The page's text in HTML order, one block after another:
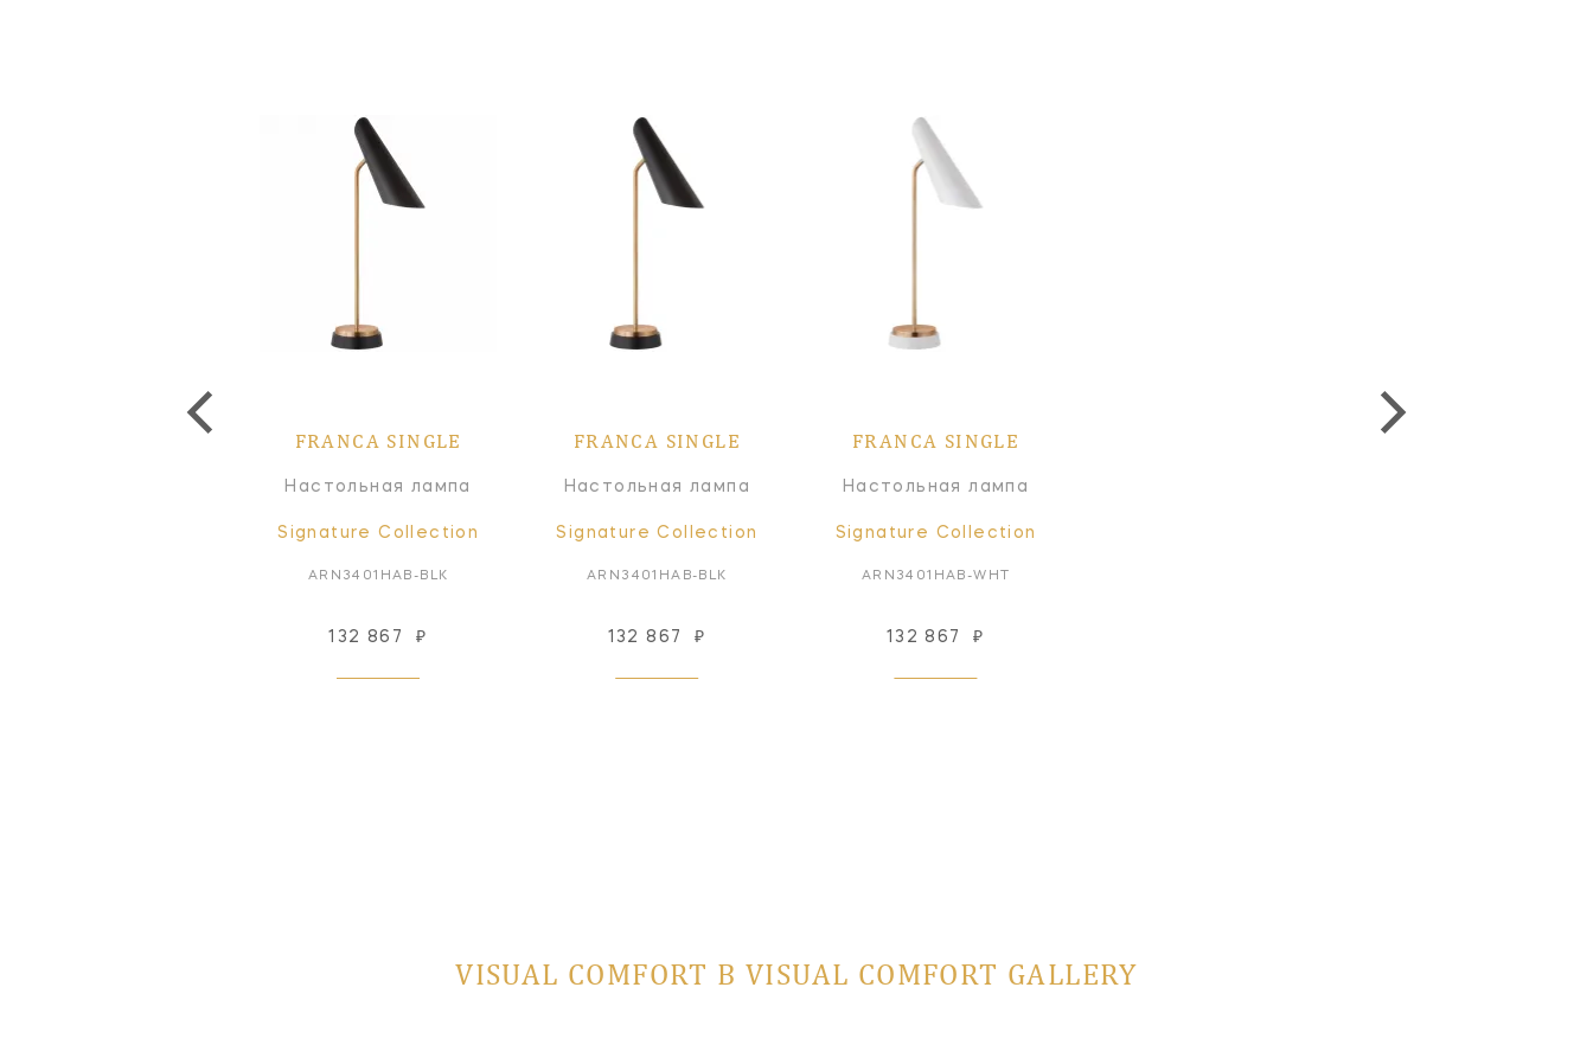
FRANCA SINGLE
Настольная лампа
Signature Collection
ARN3401HAB-BLK
132 867 ₽
FRANCA SINGLE
Настольная лампа
Signature Collection
ARN3401HAB-BLK
132 867 ₽
FRANCA SINGLE
Настольная лампа
Signature Collection
ARN3401HAB-WHT
132 867 ₽
VISUAL COMFORT В VISUAL COMFORT GALLERY